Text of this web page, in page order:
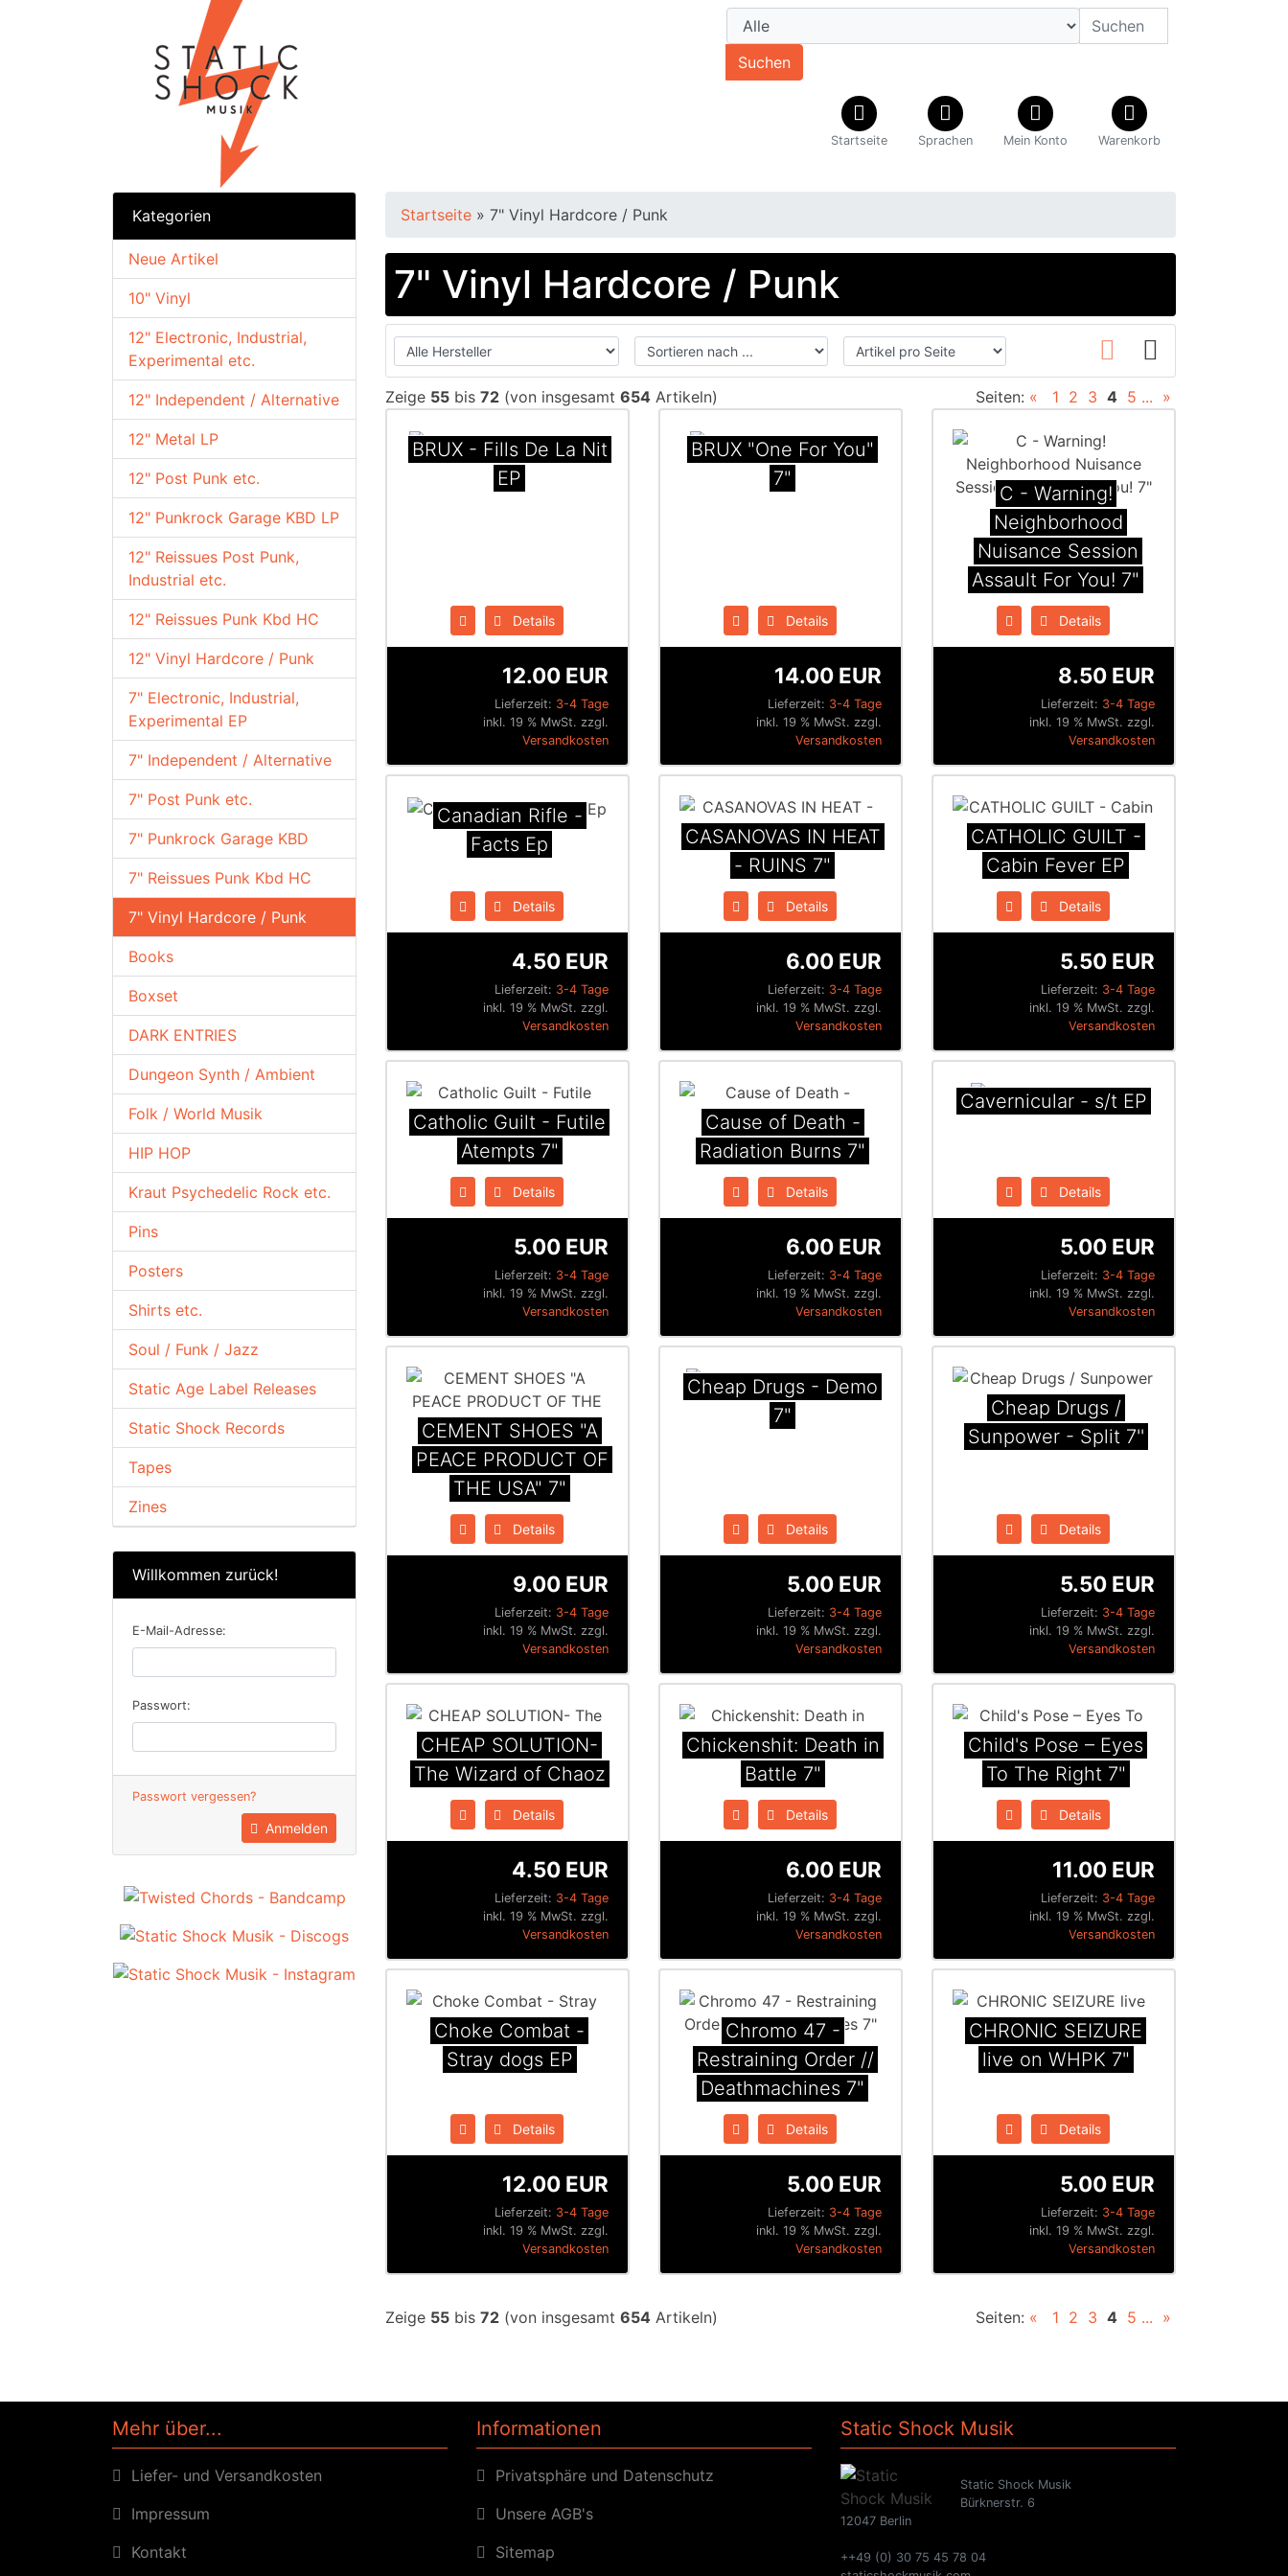
Suchen
Startseite Sprachen Mein Konto Warenkorb
Kategorien
10" Vinyl
12" Electronic, Industrial,
Experimental etc.
12" Independent / Alternative
12" Metal LP
12" Post Punk etc.
12" Punkrock Garage KBD LP
12" Reissues Post Punk,
Industrial etc.
12" Reissues Punk Kbd HC
12" Vinyl Hardcore / Punk
7" Electronic, Industrial,
Experimental EP
7" Independent / Alternative
7" Post Punk etc.
7" Punkrock Garage KBD
7" Reissues Punk Kbd HC
7" Vinyl Hardcore / Punk
Books
Boxset
DARK ENTRIES
Dungeon Synth / Ambient
Folk / World Musik
HIP HOP
Kraut Psychedelic Rock etc.
Pins
Posters
Shirts etc.
Soul / Funk / Jazz
Static Age Label Releases
Static Shock Records
Tapes
Zines
Neue Artikel
Willkommen zurück!
E-Mail-Adresse:
Passwort:
Passwort vergessen?
Anmelden
Startseite » 7" Vinyl Hardcore / Punk
7" Vinyl Hardcore / Punk
Zeige 55 bis 72 (von insgesamt 654 Artikeln) Seiten: « 1 2 3 4 5 ... »
BRUX - Fills De La Nit
EP
Details
Lieferzeit: 3-4 Tage
12.00 EUR
inkl. 19 % MwSt. zzgl.
Versandkosten
BRUX "One For You"
7"
Details
Lieferzeit: 3-4 Tage
14.00 EUR
inkl. 19 % MwSt. zzgl.
Versandkosten
C - Warning!
Neighborhood
Nuisance Session
Assault For You! 7"
Details
Lieferzeit: 3-4 Tage
8.50 EUR
inkl. 19 % MwSt. zzgl.
Versandkosten
Canadian Rifle -
Facts Ep
Details
Lieferzeit: 3-4 Tage
4.50 EUR
inkl. 19 % MwSt. zzgl.
Versandkosten
CASANOVAS IN HEAT
- RUINS 7"
Details
Lieferzeit: 3-4 Tage
6.00 EUR
inkl. 19 % MwSt. zzgl.
Versandkosten
CATHOLIC GUILT -
Cabin Fever EP
Details
Lieferzeit: 3-4 Tage
5.50 EUR
inkl. 19 % MwSt. zzgl.
Versandkosten
Catholic Guilt - Futile
Atempts 7"
Details
Lieferzeit: 3-4 Tage
5.00 EUR
inkl. 19 % MwSt. zzgl.
Versandkosten
Cause of Death -
Radiation Burns 7"
Details
Lieferzeit: 3-4 Tage
6.00 EUR
inkl. 19 % MwSt. zzgl.
Versandkosten
Cavernicular - s/t EP
Details
Lieferzeit: 3-4 Tage
5.00 EUR
inkl. 19 % MwSt. zzgl.
Versandkosten
CEMENT SHOES "A
PEACE PRODUCT OF
THE USA" 7"
Details
Lieferzeit: 3-4 Tage
9.00 EUR
inkl. 19 % MwSt. zzgl.
Versandkosten
Cheap Drugs - Demo
7"
Details
Lieferzeit: 3-4 Tage
5.00 EUR
inkl. 19 % MwSt. zzgl.
Versandkosten
Cheap Drugs /
Sunpower - Split 7''
Details
Lieferzeit: 3-4 Tage
5.50 EUR
inkl. 19 % MwSt. zzgl.
Versandkosten
CHEAP SOLUTION-
The Wizard of Chaoz
Details
Lieferzeit: 3-4 Tage
4.50 EUR
inkl. 19 % MwSt. zzgl.
Versandkosten
Chickenshit: Death in
Battle 7"
Details
Lieferzeit: 3-4 Tage
6.00 EUR
inkl. 19 % MwSt. zzgl.
Versandkosten
Child's Pose ‎– Eyes
To The Right 7"
Details
Lieferzeit: 3-4 Tage
11.00 EUR
inkl. 19 % MwSt. zzgl.
Versandkosten
Choke Combat -
Stray dogs EP
Details
Lieferzeit: 3-4 Tage
12.00 EUR
inkl. 19 % MwSt. zzgl.
Versandkosten
Chromo 47 -
Restraining Order //
Deathmachines 7"
Details
Lieferzeit: 3-4 Tage
5.00 EUR
inkl. 19 % MwSt. zzgl.
Versandkosten
CHRONIC SEIZURE
live on WHPK 7"
Details
Lieferzeit: 3-4 Tage
5.00 EUR
inkl. 19 % MwSt. zzgl.
Versandkosten
Zeige 55 bis 72 (von insgesamt 654 Artikeln) Seiten: « 1 2 3 4 5 ... »
Mehr über...
Liefer- und Versandkosten
Impressum
Kontakt
Informationen
Privatsphäre und Datenschutz
Unsere AGB's
Sitemap
Static Shock Musik
Static Shock Musik
Bürknerstr. 6
12047 Berlin
++49 (0) 30 75 45 78 04